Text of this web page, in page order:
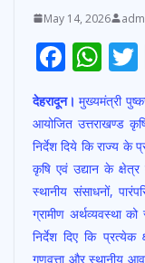
May 14, 2026
F
e
b
o
o
k
W
h
at
s
A
p
p
देहरादून। मुख्यमंत्री
आयोजित उत्तराखण्ड
निर्देश दिये कि राज्य
कृषि एवं उद्यान के
स्थानीय संसाधनों,
ग्रामीण अर्थव्यवस्था
निर्देश दिए कि प्रत्येक
गुणवत्ता और स्थानीय